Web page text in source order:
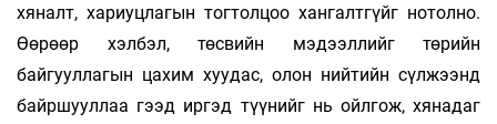
хяналт, хариуцлагын тогтолцоо хангалтгүйг нотолно.
Өөрөөр хэлбэл, төсвийн мэдээллийг төрийн
байгууллагын цахим хуудас, олон нийтийн сүлжээнд
байршууллаа гээд иргэд түүнийг нь ойлгож, хянадаг